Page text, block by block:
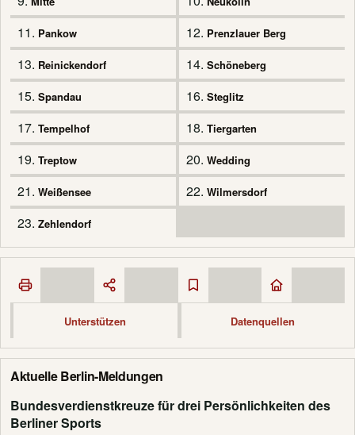
11. Pankow 12. Prenzlauer Berg
13. Reinickendorf 14. Schöneberg
15. Spandau 16. Steglitz
17. Tempelhof 18. Tiergarten
19. Treptow 20. Wedding
21. Weißensee 22. Wilmersdorf
23. Zehlendorf
Unterstützen Datenquellen
Aktuelle Berlin-Meldungen
Bundesverdienstkreuze für drei Persönlichkeiten des
Berliner Sports